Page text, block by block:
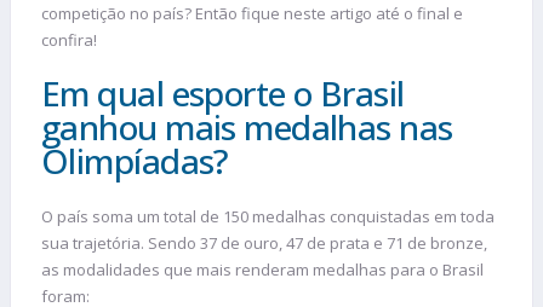
competição no país? Então fique neste artigo até o final e
confira!
Em qual esporte o Brasil
ganhou mais medalhas nas
Olimpíadas?
O país soma um total de 150 medalhas conquistadas em toda
sua trajetória. Sendo 37 de ouro, 47 de prata e 71 de bronze,
as modalidades que mais renderam medalhas para o Brasil
foram: